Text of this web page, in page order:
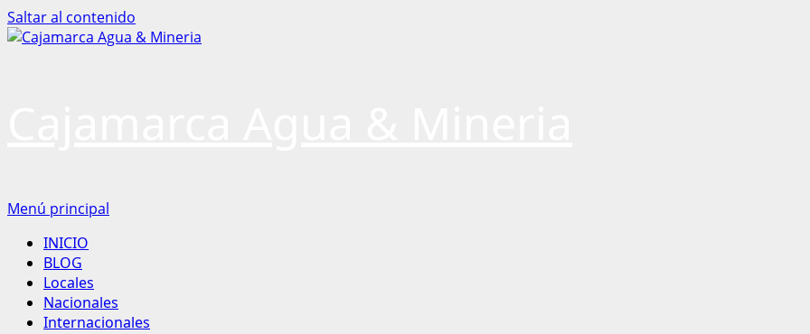
Saltar al contenido
Menú principal
INICIO
BLOG
Locales
Nacionales
Internacionales